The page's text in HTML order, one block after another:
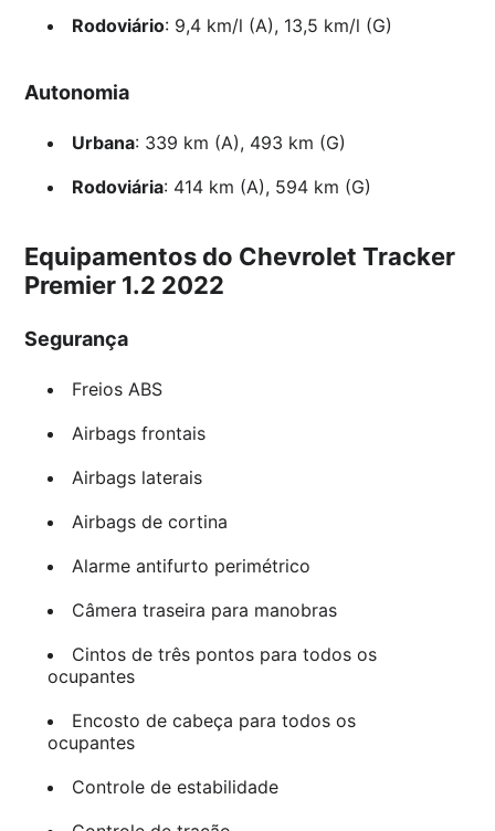
Rodoviário: 9,4 km/l (A), 13,5 km/l (G)
Autonomia
Urbana: 339 km (A), 493 km (G)
Rodoviária: 414 km (A), 594 km (G)
Equipamentos do Chevrolet Tracker
Premier 1.2 2022
Segurança
Freios ABS
Airbags frontais
Airbags laterais
Airbags de cortina
Alarme antifurto perimétrico
Câmera traseira para manobras
Cintos de três pontos para todos os
ocupantes
Encosto de cabeça para todos os
ocupantes
Controle de estabilidade